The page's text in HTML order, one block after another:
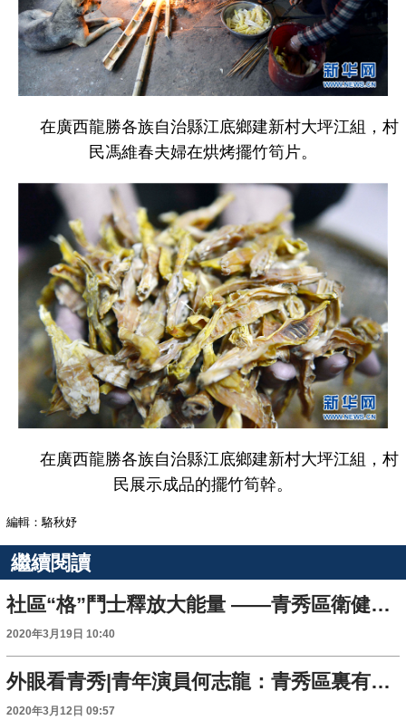
在廣西龍勝各族自治縣江底鄉建新村大坪江組，村
民馮維春夫婦在烘烤擺竹筍片。
在廣西龍勝各族自治縣江底鄉建新村大坪江組，村
民展示成品的擺竹筍幹。
編輯：駱秋妤
繼續閱讀
社區“格”鬥士釋放大能量 ——青秀區衛健系統從“點”到“線”全面鋪開疫情防控網
2020年3月19日 10:40
外眼看青秀|青年演員何志龍：青秀區裏有豐富的文化內涵和多樣的藝術形式
2020年3月12日 09:57